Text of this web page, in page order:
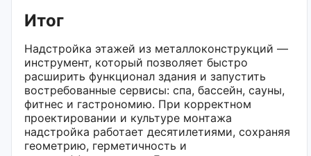
Итог
Надстройка этажей из металлоконструкций —
инструмент, который позволяет быстро
расширить функционал здания и запустить
востребованные сервисы: спа, бассейн, сауны,
фитнес и гастрономию. При корректном
проектировании и культуре монтажа
надстройка работает десятилетиями, сохраняя
геометрию, герметичность и